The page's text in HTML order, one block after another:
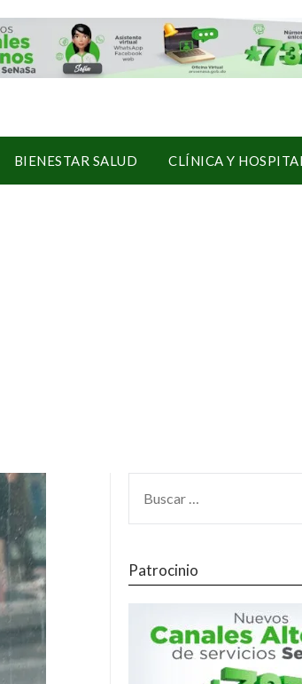
BIENESTAR SALUD CLÍNICA Y
Patrocinio